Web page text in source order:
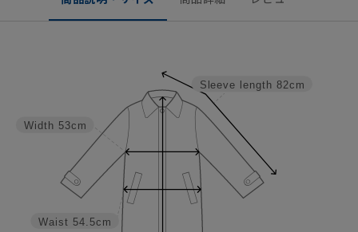
Sleeve length 82cm
Waist 54.5cm
Width 53cm